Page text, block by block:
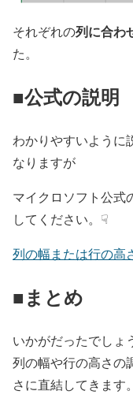
それぞれの列に合わ
た。
■公式の説明
わかりやすいように
なりますが
マイクロソフト公式
してください。☟
列の幅または行の高
■まとめ
いかがだったでしょ
列の幅や行の高さの
さに直結してきます。